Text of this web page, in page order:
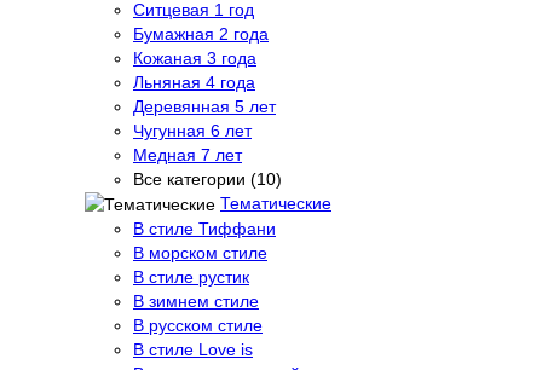
Ситцевая 1 год
Бумажная 2 года
Кожаная 3 года
Льняная 4 года
Деревянная 5 лет
Чугунная 6 лет
Медная 7 лет
Все категории (10)
Тематические
В стиле Тиффани
В морском стиле
В стиле рустик
В зимнем стиле
В русском стиле
В стиле Love is